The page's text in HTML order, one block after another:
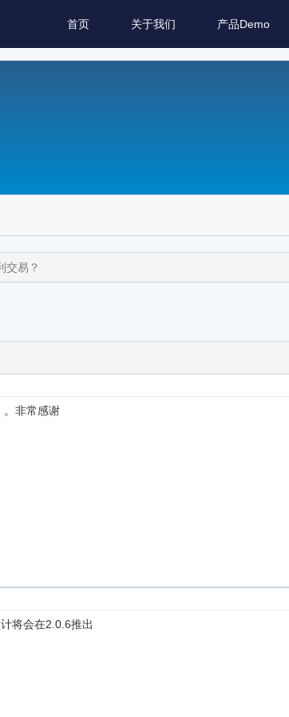
首页 关于我们 产品Demo
交易？
。非常感谢
将会在2.0.6推出